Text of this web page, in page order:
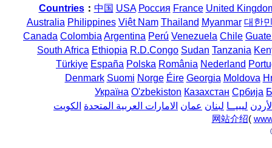
Countries： 中国 USA Россия France United
Australia Philippines Việt Nam Thailand Myanmar 대한
Canada Colombia Argentina Perú Venezuela Chile
South Africa Ethiopia R.D.Congo Sudan Tanzania
Türkiye España Polska România Nederland
Denmark Suomi Norge Éire Georgia Moldova
Україна O'zbekiston Казахстан Србија
ليبيــا لبنان عمان الامارات العربية المتحدة الكويت
网站介绍(